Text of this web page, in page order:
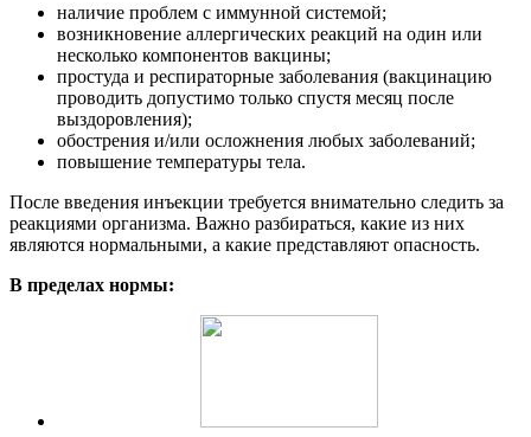
наличие проблем с иммунной системой;
возникновение аллергических реакций на один или
несколько компонентов вакцины;
простуда и респираторные заболевания (вакцинацию
проводить допустимо только спустя месяц после
выздоровления);
обострения и/или осложнения любых заболеваний;
повышение температуры тела.
После введения инъекции требуется внимательно следить за
реакциями организма. Важно разбираться, какие из них
являются нормальными, а какие представляют опасность.
В пределах нормы: